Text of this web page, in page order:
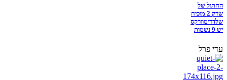
החתול של
שרק 2 מוכיח
שלדרימוורקס
יש 9 נשמות
עדי פרל